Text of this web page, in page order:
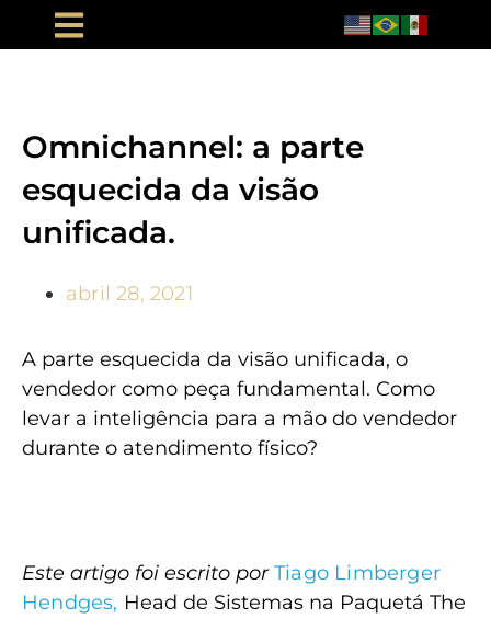
Omnichannel: a parte
esquecida da visão
unificada.
abril 28, 2021
A parte esquecida da visão unificada, o
vendedor como peça fundamental. Como
levar a inteligência para a mão do vendedor
durante o atendimento físico?
Este artigo foi escrito porTiago Limberger
Hendges, Head de Sistemas na Paquetá The